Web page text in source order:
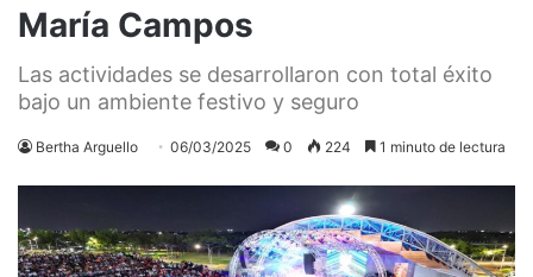
María Campos
Las actividades se desarrollaron con total éxito
bajo un ambiente festivo y seguro
Bertha Arguello 06/03/2025 0 224 1 minuto de lectura